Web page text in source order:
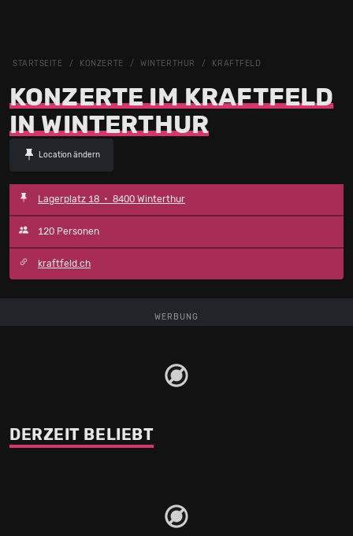
STARTSEITE KONZERTE WINTERTHUR KRAFTFELD
KONZERTE IM KRAFTFELD
IN WINTERTHUR
Location ändern
Lagerplatz 18 • 8400 Winterthur
120 Personen
kraftfeld.ch
WERBUNG
DERZEIT BELIEBT